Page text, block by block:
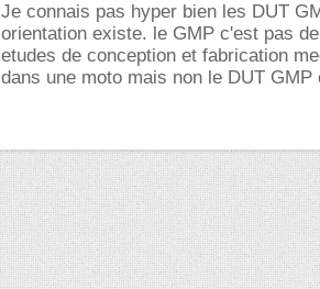
Je connais pas hyper bien les DUT
orientation existe. le GMP c'est pas
etudes de conception et fabrication
dans une moto mais non le DUT